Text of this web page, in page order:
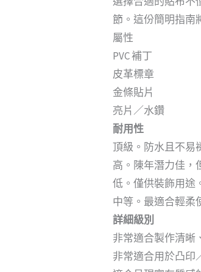
節。這份簡明指南
屬性
PVC 補丁
皮革標章
金條貼片
亮片／水鑽
耐用性
頂級。防水且不易
高。陳年潛力佳，
低。僅供裝飾用途
中等。最適合輕柔
詳細級別
非常適合製作清晰
非常適合用於凸印